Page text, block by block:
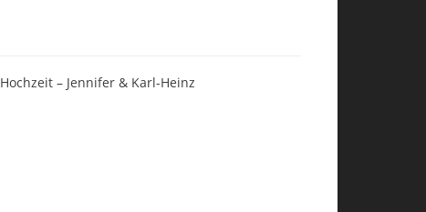
Hochzeit – Jennifer & Karl-Heinz